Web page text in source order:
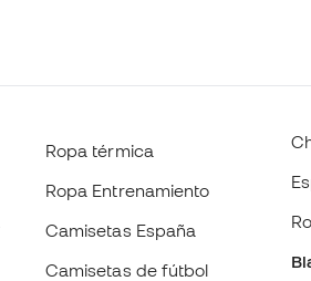
Ropa térmica
Ropa Entrenamiento
Camisetas España
Camisetas de fútbol